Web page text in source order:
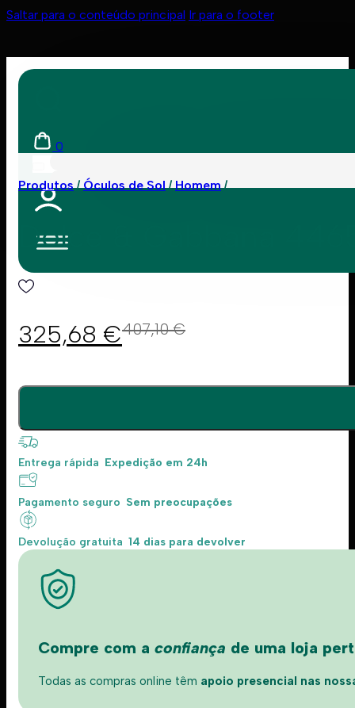
Saltar para o conteúdo principal Ir para o footer
0
Produtos Óculos de Sol Homem
Dolce & Gabbana
407,10€
325,68 €
Entrega rápida Expedição em 24h
Pagamento seguro Sem preocupações
Devolução gratuita 14 dias para devolver
Compre com a confiança de uma loja
Todas as compras online têm apoio presencial nas